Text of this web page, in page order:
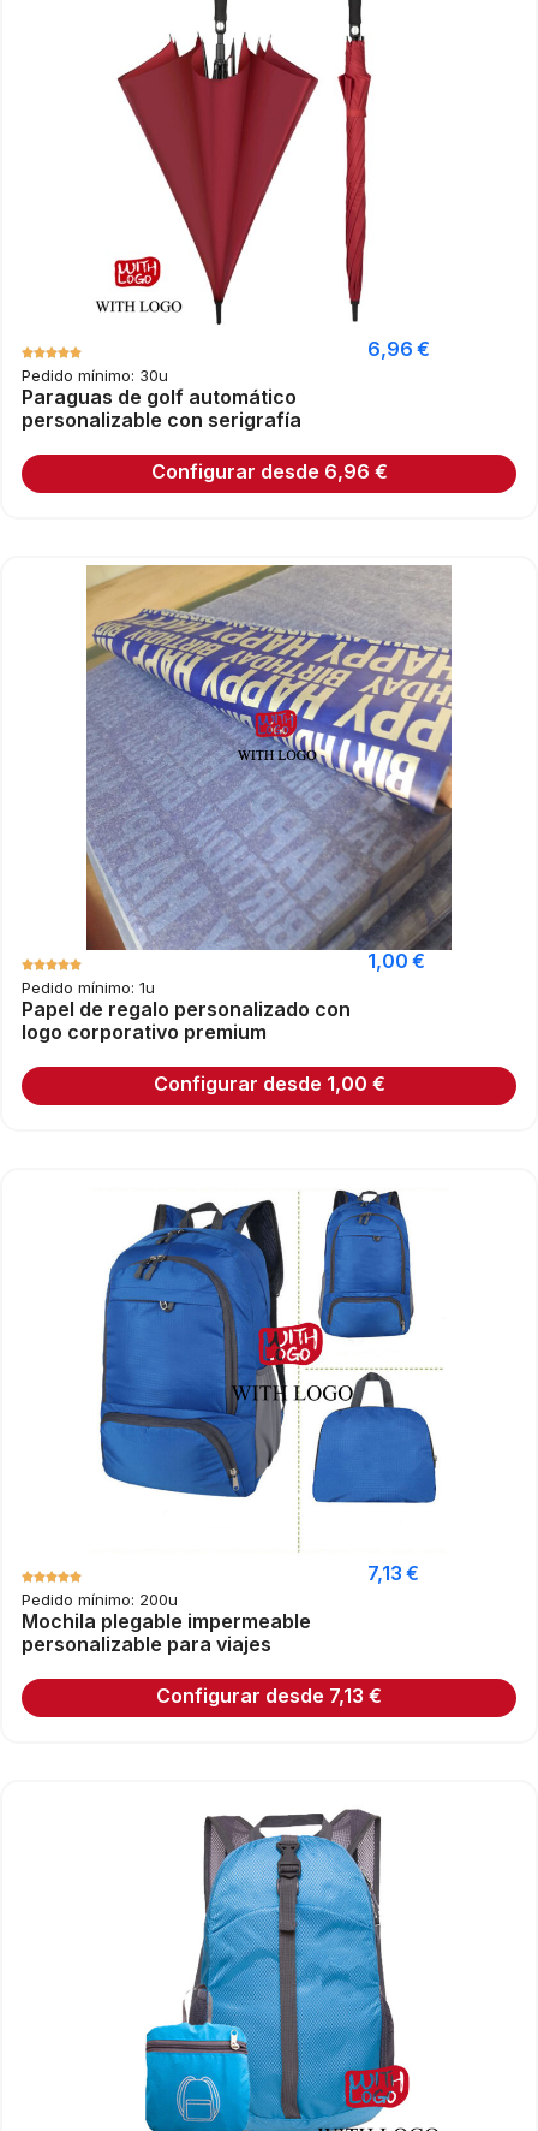
Pedido mínimo: 30u
Paraguas de golf automático
personalizable con serigrafía
6,96€
Configurar desde 6,96 €
Pedido mínimo: 1u
Papel de regalo personalizado con
logo corporativo premium
1,00€
Configurar desde 1,00 €
Pedido mínimo: 200u
Mochila plegable impermeable
personalizable para viajes
7,13€
Configurar desde 7,13 €